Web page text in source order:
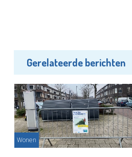
Gerelateerde berichten
Wonen